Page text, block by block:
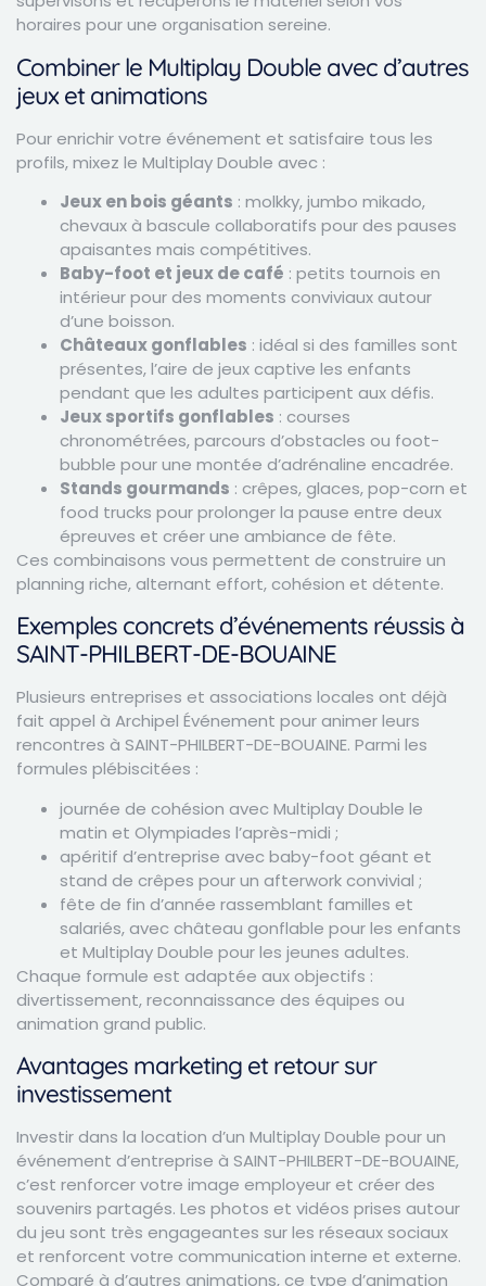
horaires pour une organisation sereine.
Combiner le Multiplay Double avec d’autres
jeux et animations
Pour enrichir votre événement et satisfaire tous les
profils, mixez le Multiplay Double avec :
Jeux en bois géants : molkky, jumbo mikado,
chevaux à bascule collaboratifs pour des pauses
apaisantes mais compétitives.
Baby-foot et jeux de café : petits tournois en
intérieur pour des moments conviviaux autour
d’une boisson.
Châteaux gonflables : idéal si des familles sont
présentes, l’aire de jeux captive les enfants
pendant que les adultes participent aux défis.
Jeux sportifs gonflables : courses
chronométrées, parcours d’obstacles ou foot-
bubble pour une montée d’adrénaline encadrée.
Stands gourmands : crêpes, glaces, pop-corn et
food trucks pour prolonger la pause entre deux
épreuves et créer une ambiance de fête.
Ces combinaisons vous permettent de construire un
planning riche, alternant effort, cohésion et détente.
Exemples concrets d’événements réussis à
SAINT-PHILBERT-DE-BOUAINE
Plusieurs entreprises et associations locales ont déjà
fait appel à Archipel Événement pour animer leurs
rencontres à SAINT-PHILBERT-DE-BOUAINE. Parmi les
formules plébiscitées :
journée de cohésion avec Multiplay Double le
matin et Olympiades l’après-midi ;
apéritif d’entreprise avec baby-foot géant et
stand de crêpes pour un afterwork convivial ;
fête de fin d’année rassemblant familles et
salariés, avec château gonflable pour les enfants
et Multiplay Double pour les jeunes adultes.
Chaque formule est adaptée aux objectifs :
divertissement, reconnaissance des équipes ou
animation grand public.
Avantages marketing et retour sur
investissement
Investir dans la location d’un Multiplay Double pour un
événement d’entreprise à SAINT-PHILBERT-DE-BOUAINE,
c’est renforcer votre image employeur et créer des
souvenirs partagés. Les photos et vidéos prises autour
du jeu sont très engageantes sur les réseaux sociaux
et renforcent votre communication interne et externe.
Comparé à d’autres animations, ce type d’animation